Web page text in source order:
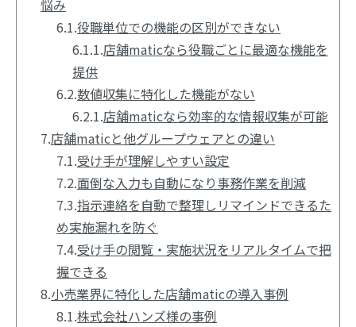
悩み
6.1.役職単位での機能の区別ができない
6.1.1.店舗maticなら役職ごとに最適な機能を
提供
6.2.数値収集に特化した機能がない
6.2.1.店舗maticなら効率的な情報収集が可能
7.店舗maticと他グループウェアとの違い
7.1.受け手が理解しやすい設定
7.2.面倒な入力も自動になり事務作業を削減
7.3.指示連絡を自動で整理しリマインドできるた
め実施漏れを防ぐ
7.4.受け手の閲覧・実施状況をリアルタイムで把
握できる
8.小売業界に特化した店舗maticの導入事例
8.1.株式会社ハンズ様の事例